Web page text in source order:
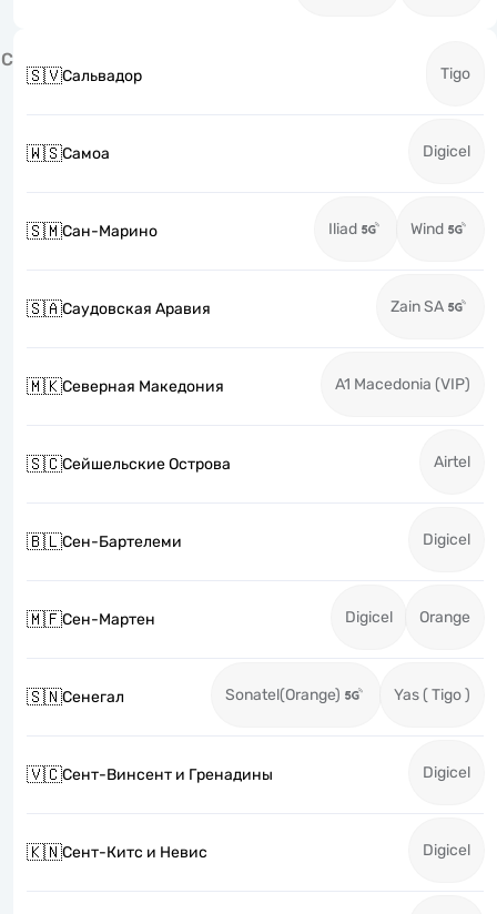
С
🇸🇻Сальвадор Tigo
🇼🇸Самоа Digicel
🇸🇲Сан-Марино Iliad Wind
🇸🇦Саудовская Аравия Zain SA
🇲🇰Северная Македония A1 Macedonia (VIP)
🇸🇨Сейшельские Острова Airtel
🇧🇱Сен-Бартелеми Digicel
🇲🇫Сен-Мартен Digicel Orange
🇸🇳Сенегал Sonatel(Orange) Yas ( Tigo )
🇻🇨Сент-Винсент и Гренадины Digicel
🇰🇳Сент-Китс и Невис Digicel